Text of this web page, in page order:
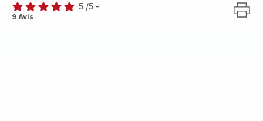
Avis
5 /5 -
9 Avis